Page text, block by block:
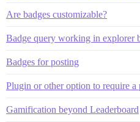
Are badges customizable?
Badge query working in explorer
Badges for posting
Plugin or other option to require a
Gamification beyond Leaderboard